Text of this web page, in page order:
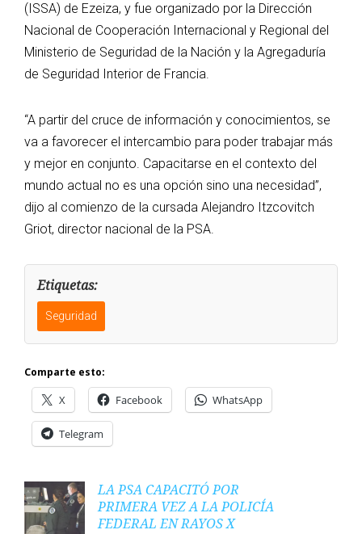
(ISSA) de Ezeiza, y fue organizado por la Dirección
Nacional de Cooperación Internacional y Regional del
Ministerio de Seguridad de la Nación y la Agregaduría
de Seguridad Interior de Francia.
“A partir del cruce de información y conocimientos, se
va a favorecer el intercambio para poder trabajar más
y mejor en conjunto. Capacitarse en el contexto del
mundo actual no es una opción sino una necesidad”,
dijo al comienzo de la cursada Alejandro Itzcovitch
Griot, director nacional de la PSA.
Etiquetas:
Seguridad
Comparte esto:
X Facebook WhatsApp
Telegram
LA PSA CAPACITÓ POR
PRIMERA VEZ A LA POLICÍA
FEDERAL EN RAYOS X